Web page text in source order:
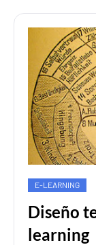
E-LEARNING
Diseño
learning